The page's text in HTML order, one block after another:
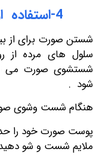
برای از بین
مرده از روی
صورت می تواند
وشوی صورت خود
خود را حداقل دو
و شو دهید.